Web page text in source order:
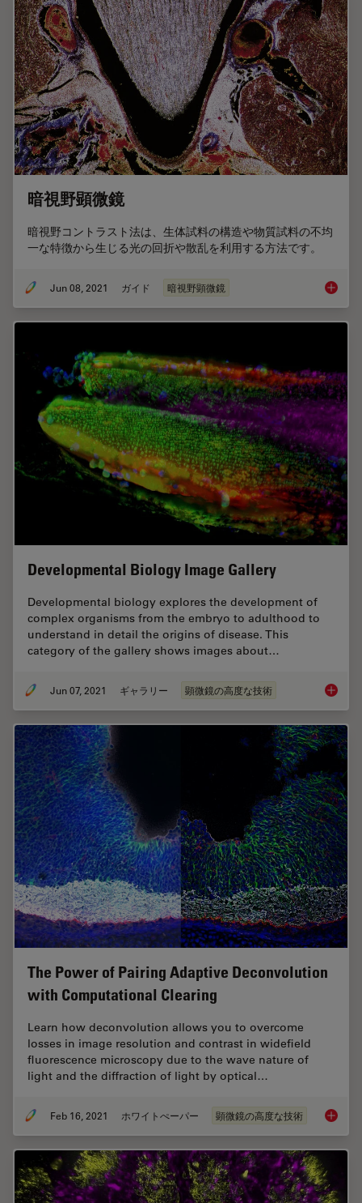
暗視野顕微鏡
暗視野コントラスト法は、生体試料の構造や物質試料の不均
一な特徴から生じる光の回折や散乱を利用する方法です。
Jun 08, 2021 ガイド 暗視野顕微鏡 暗視野
Developmental Biology Image Gallery
Developmental biology explores the development of
complex organisms from the embryo to adulthood to
understand in detail the origins of disease. This
category of the gallery shows images about…
Jun 07, 2021 ギャラリー 顕微鏡の高度な技術
The Power of Pairing Adaptive Deconvolution
with Computational Clearing
Learn how deconvolution allows you to overcome
losses in image resolution and contrast in widefield
fluorescence microscopy due to the wave nature of
light and the diffraction of light by optical…
Feb 16, 2021 ホワイトぺーパー 顕微鏡の高度な技術 The